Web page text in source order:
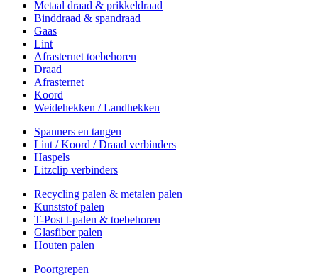
Metaal draad & prikkeldraad
Binddraad & spandraad
Gaas
Lint
Afrasternet toebehoren
Draad
Afrasternet
Koord
Weidehekken / Landhekken
Spanners en tangen
Lint / Koord / Draad verbinders
Haspels
Litzclip verbinders
Recycling palen & metalen palen
Kunststof palen
T-Post t-palen & toebehoren
Glasfiber palen
Houten palen
Poortgrepen